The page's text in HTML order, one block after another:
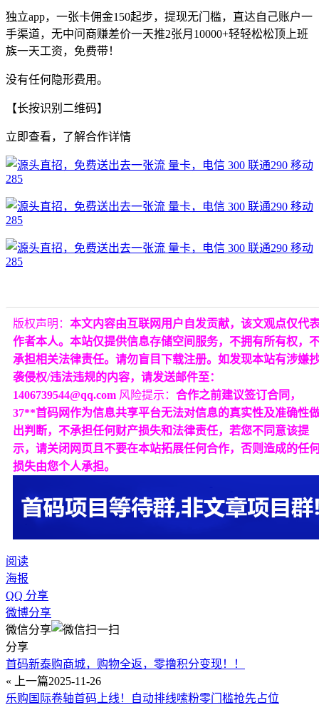
独立app，一张卡佣金150起步，提现无门槛，直达自己账户一
手渠道，无中问商赚差价一天推2张月10000+轻轻松松顶上班
族一天工资，免费带！
没有任何隐形费用。
【长按识别二维码】
立即查看，了解合作详情
版权声明： 本文内容由互联网用户自发贡献，该文观点仅代
作者本人。本站仅提供信息存储空间服务，不拥有所有权，
承担相关法律责任。请勿盲目下载注册。如发现本站有涉嫌
袭侵权/违法违规的内容，请发送邮件至：
1406739544@qq.com 风险提示： 合作之前建议签订合同，
37**首码网作为信息共享平台无法对信息的真实性及准确性
出判断，不承担任何财产损失和法律责任，若您不同意该提
示，请关闭网页且不要在本站拓展任何合作，否则造成的任
损失由您个人承担。
阅读
海报
QQ 分享
微博分享
微信分享
分享
首码新泰购商城，购物全返，零撸积分变现！！
« 上一篇2025-11-26
乐购国际卷轴首码上线！自动排线嗦粉零门槛抢先占位